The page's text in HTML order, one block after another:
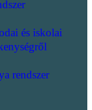
és iskolai
rendszer